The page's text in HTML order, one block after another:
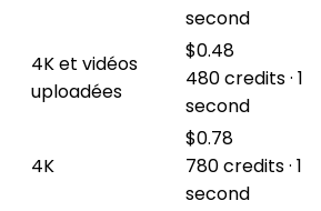
second
4K et vidéos
uploadées
$0.48
480 credits · 1
second
4K
$0.78
780 credits · 1
second